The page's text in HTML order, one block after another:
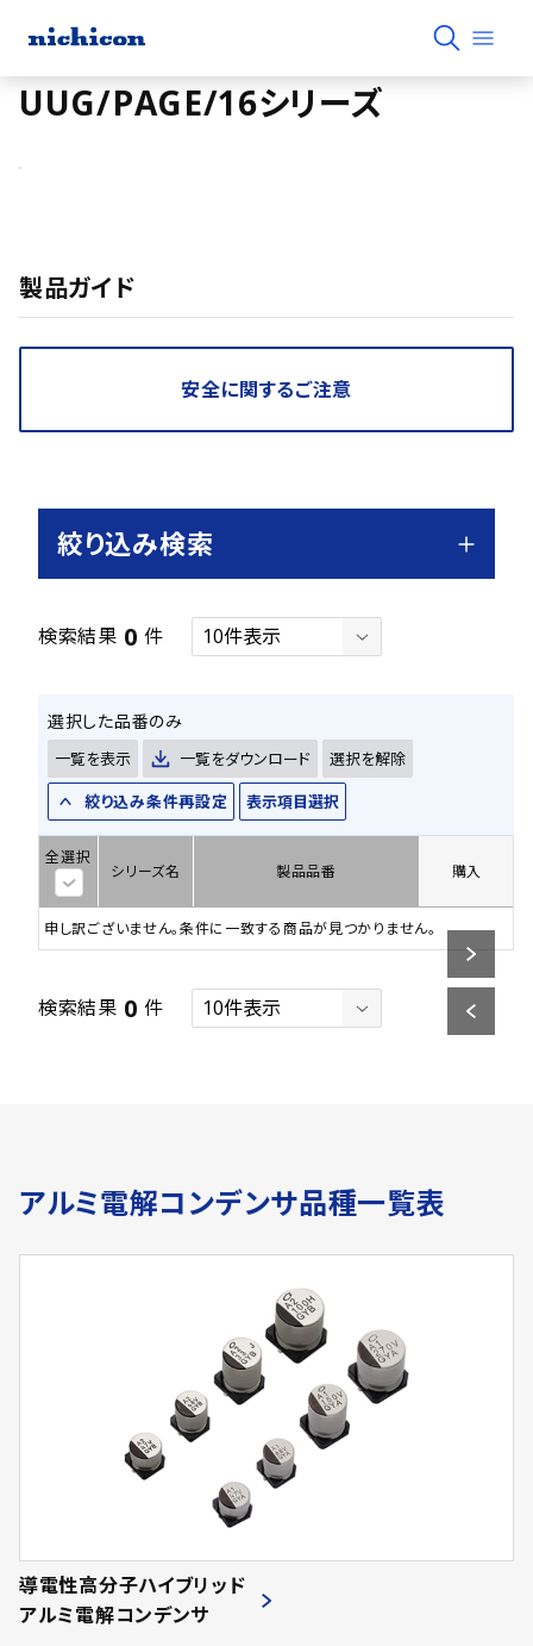
UUG/PAGE/16シリーズ
製品ガイド
安全に関するご注意
絞り込み検索
検索結果 0 件
選択した品番のみ
一覧を表示 一覧をダウンロード
選択を解除
絞り込み条件再設定
表示項目選択
全選択
シリーズ名 製品品番 購入
申し訳ございません。条件に一致する商品が見つかりません。
検索結果 0 件
アルミ電解コンデンサ品種一覧表
導電性高分子ハイブリッド
アルミ電解コンデンサ